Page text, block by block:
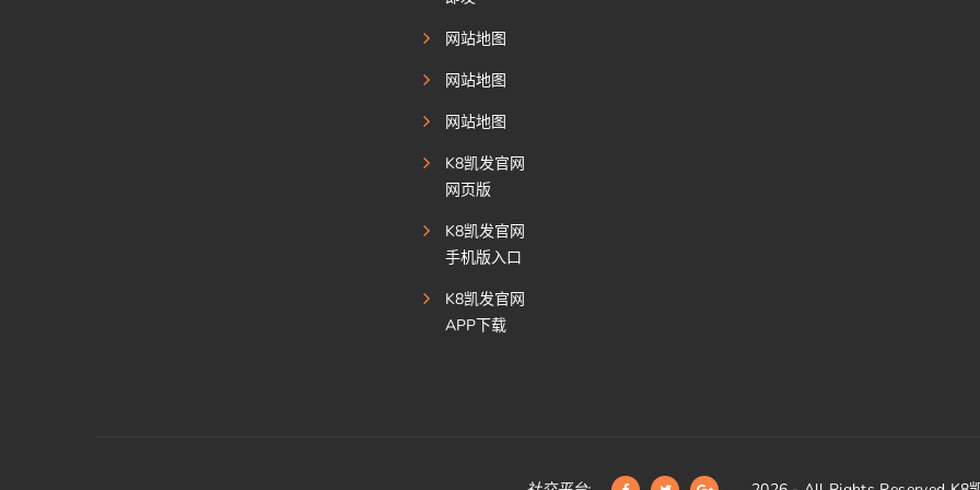
网站地图
网站地图
网站地图
K8凯发官网
网页版
K8凯发官网
手机版入口
K8凯发官网
APP下载